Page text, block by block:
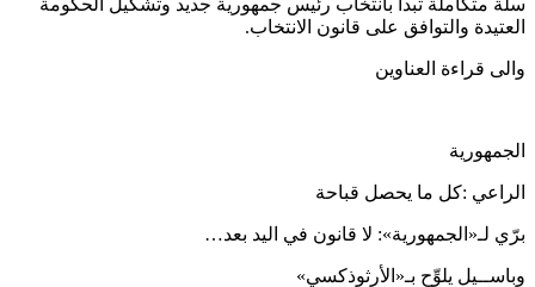
العتيدة والتوافق على قانون الانتخاب.
والى قراءة العناوين
الجمهورية
الراعي :كل ما يحصل قباحة
برّي لـ«الجمهورية»: لا قانون في اليد بعد…
وباســيل يلوِّح بـ«الأرثوذكسي»